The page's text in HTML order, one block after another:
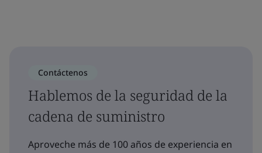
Contáctenos
Hablemos de la seguridad de la
cadena de suministro
Aproveche más de 100 años de experiencia en